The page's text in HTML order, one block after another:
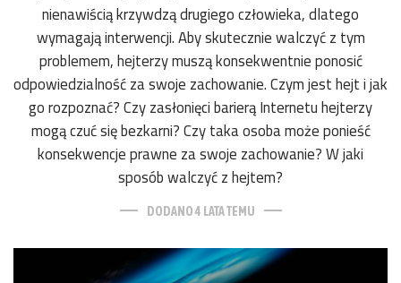
nienawiścią krzywdzą drugiego człowieka, dlatego
wymagają interwencji. Aby skutecznie walczyć z tym
problemem, hejterzy muszą konsekwentnie ponosić
odpowiedzialność za swoje zachowanie. Czym jest hejt i jak
go rozpoznać? Czy zasłonięci barierą Internetu hejterzy
mogą czuć się bezkarni? Czy taka osoba może ponieść
konsekwencje prawne za swoje zachowanie? W jaki
sposób walczyć z hejtem?
DODANO 4 LATA TEMU